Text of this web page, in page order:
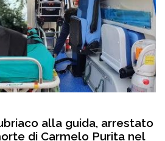
alla guida, arrestato
di Carmelo Purita nel